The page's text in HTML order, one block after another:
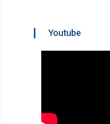
Youtube